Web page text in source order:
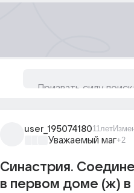
user_19507418011лет
Уважаемый маг+2
Синастрия.
в первом доме (ж)